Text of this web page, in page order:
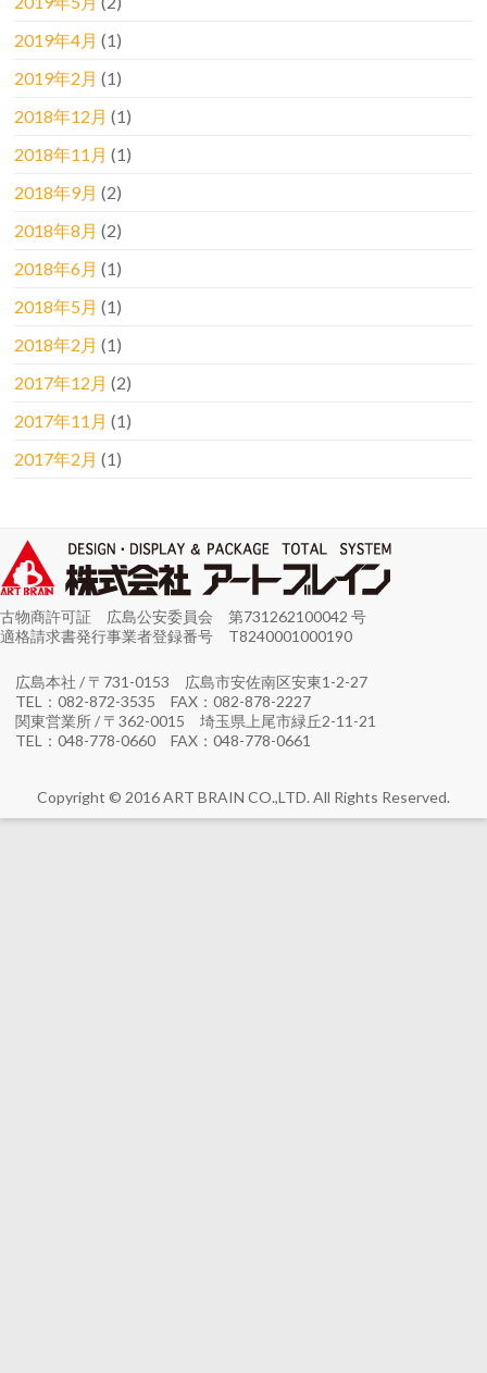
2019年4月 (1)
2019年2月 (1)
2018年12月 (1)
2018年11月 (1)
2018年9月 (2)
2018年8月 (2)
2018年6月 (1)
2018年5月 (1)
2018年2月 (1)
2017年12月 (2)
2017年11月 (1)
2017年2月 (1)
古物商許可証 広島公安委員会 第731262100042 号
適格請求書発行事業者登録番号 T8240001000190
広島本社 / 〒731-0153 広島市安佐南区安東1-2-27
TEL：082-872-3535 FAX：082-878-2227
関東営業所 / 〒362-0015 埼玉県上尾市緑丘2-11-21
TEL：048-778-0660 FAX：048-778-0661
Copyright © 2016 ART BRAIN CO.,LTD. All Rights Reserved.